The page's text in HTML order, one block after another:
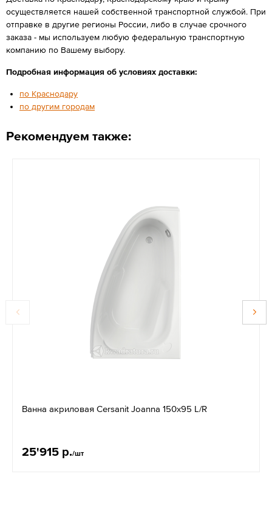
осуществляется нашей собственной транспортной службой. При
отправке в другие регионы России, либо в случае срочного
заказа - мы используем любую федеральную транспортную
компанию по Вашему выбору.
Подробная информация об условиях доставки:
по Краснодару
по другим городам
Рекомендуем также:
Ванна акриловая Cersanit Joanna 150x95 L/R
25'915 р./шт